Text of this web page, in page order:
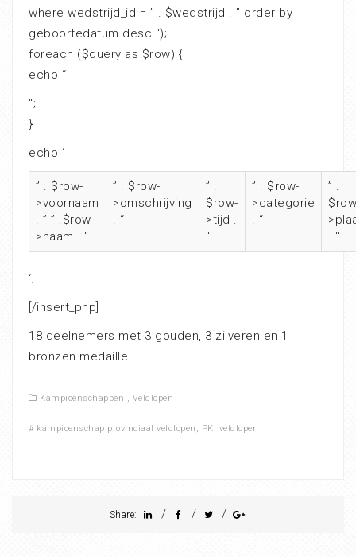
where wedstrijd_id = ” . $wedstrijd . ” order by
geboortedatum desc “);
foreach ($query as $row) {
echo “
“;
}
echo ‘
” . $row-
>voornaam
. ” ” .$row-
>naam . “
” . $row-
>omschrijving
. “
” .
$row-
>tijd .
“
” . $row-
>categorie
. “
” .
. “
‘;
[/insert_php]
18 deelnemers met 3 gouden, 3 zilveren en 1
bronzen medaille
Kampioenschappen , Veldlopen
# kampioenschap provinciaal veldlopen , PK, veldlopen
Share: / / /